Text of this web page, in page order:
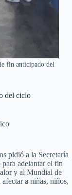
fin anticipado del
del ciclo
pidió a la Secretaría
adelantar el fin
y al Mundial de
a niñas, niños,